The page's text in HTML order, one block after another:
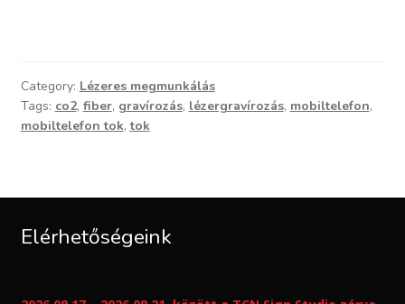
Category: Lézeres megmunkálás
Tags: co2, fiber, gravírozás, lézergravírozás, mobiltelefon,
mobiltelefon tok,tok
Elérhetőségeink